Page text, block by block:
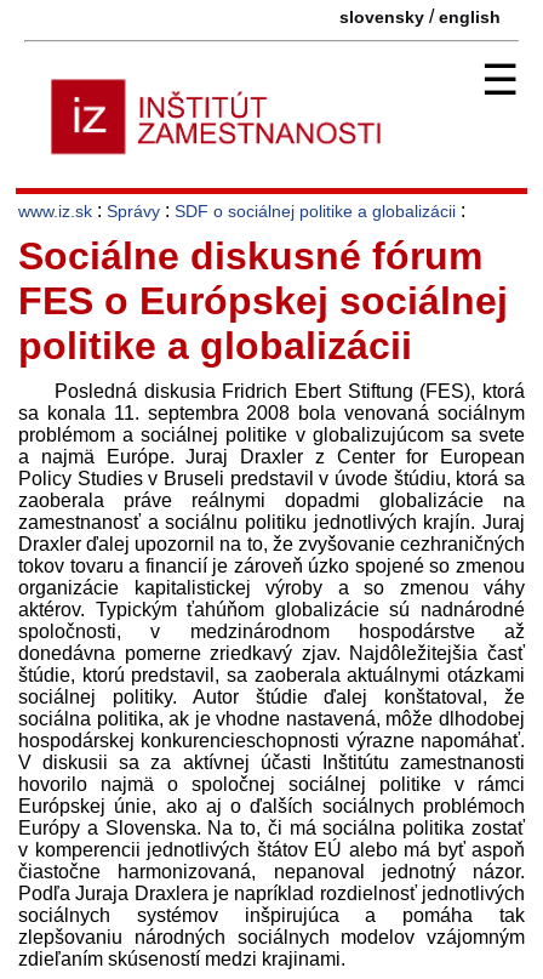
slovensky /english
☰
www.iz.sk : Správy : SDF o sociálnej politike a globalizácii :
Sociálne diskusné fórum
FES o Európskej sociálnej
politike a globalizácii
Posledná diskusia Fridrich Ebert Stiftung (FES), ktorá
sa konala 11. septembra 2008 bola venovaná sociálnym
problémom a sociálnej politike v globalizujúcom sa svete
a najmä Európe. Juraj Draxler z Center for European
Policy Studies v Bruseli pred­stavil v úvode štúdiu, ktorá sa
zaoberala práve reálnymi dopadmi globalizácie na
zamestnanosť a sociálnu politiku jednotlivých krajín. Juraj
Draxler ďalej upozornil na to, že zvyšovanie cezhraničných
tokov tovaru a financií je zároveň úzko spojené so zmenou
organizácie kapitalistickej výroby a so zmenou váhy
aktérov. Typickým ťahúňom globalizácie sú nadnárodné
spoločnosti, v medzinárodnom hospodárstve až
donedávna pomerne zriedkavý zjav. Najdôležitejšia časť
štúdie, ktorú pred­stavil, sa zaoberala aktuálnymi otázkami
sociálnej politiky. Autor štúdie ďalej konštatoval, že
sociálna politika, ak je vhodne nastavená, môže dlhodobej
hospodárskej konkurencieschopnosti výrazne napomáhať.
V diskusii sa za aktívnej účasti Inštitútu zamestnanosti
hovorilo najmä o spoločnej sociálnej politike v rámci
Európskej únie, ako aj o ďalších sociálnych problémoch
Európy a Slovenska. Na to, či má sociálna politika zostať
v komperencii jednotlivých štátov EÚ alebo má byť aspoň
čiastočne harmonizovaná, nepanoval jednotný názor.
Podľa Juraja Draxlera je napríklad rozdielnosť jednotlivých
sociálnych systémov inšpirujúca a pomáha tak
zlepšovaniu národných sociálnych modelov vzájomným
zdieľaním skúseností medzi krajinami.